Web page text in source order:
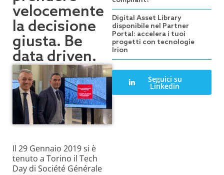
velocemente
la decisione
giusta. Be
data driven.
Il 29 Gennaio 2019 si è
tenuto a Torino il Tech
Day di Société Générale
Digital Asset Library
disponibile nel Partner
Portal: accelera i tuoi
progetti con tecnologie
Irion
Seguici su
Linkedin